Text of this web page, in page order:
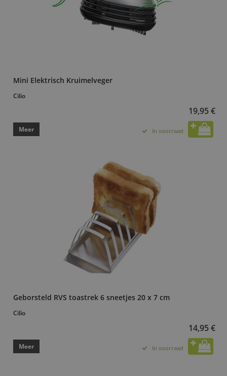
Mini Elektrisch Kruimelveger
Cilio
19,95 €
Meer In voorraad
Geborsteld RVS toastrek 6 sneetjes 20 x 7 cm
Cilio
14,95 €
Meer In voorraad